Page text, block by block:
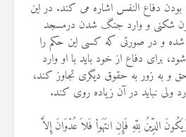
دفاع النفس اشاره می کند. در این
شکنی و وارد جنگ شدن درمسجد
شده و در صورتی که کسی این حکم را
برای دفاع از خود باید با او وارد
به زور به حقوق دیگری تجاوز کند،
ولی نباید در آن زیاده روی کند.
الدِّينُ لِلّهِ فَإِنِ انتَهَواْ فَلاَ عُدْوَانَ إِلاَّ